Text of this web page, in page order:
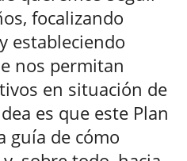
focalizando
estableciendo
nos permitan
en situación de
es que este Plan
guía de cómo